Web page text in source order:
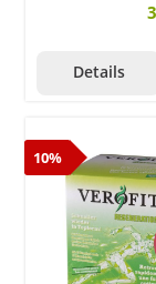
Details
10%